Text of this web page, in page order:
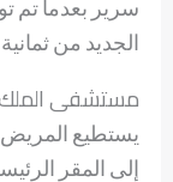
الجديد من
مستشفى الملك
يستطيع
إلى المقر